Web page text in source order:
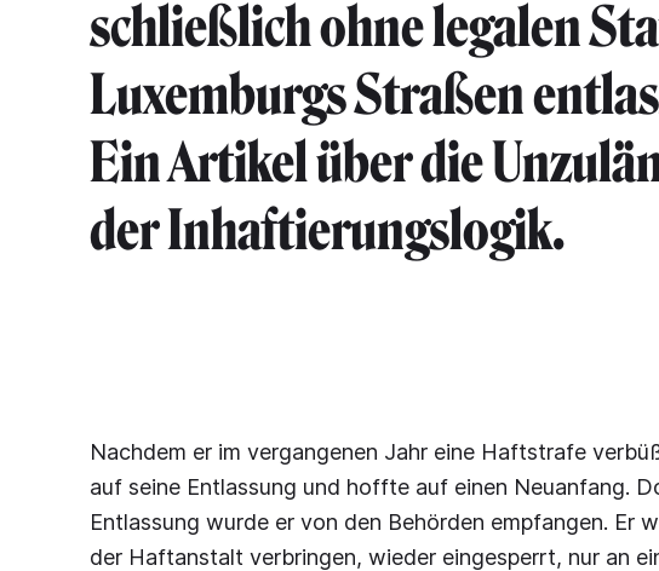
schließlich ohne legalen
Luxemburgs Straßen
Ein Artikel über die
der Inhaftierungslogik.
Nachdem er im vergangenen Jahr eine Haftstrafe
auf seine Entlassung und hoffte auf einen Neuanfang.
Entlassung wurde er von den Behörden empfangen. Er
der Haftanstalt verbringen, wieder eingesperrt, nur an